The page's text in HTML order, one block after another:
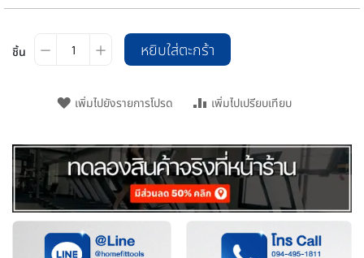
ชิ้น หยิบใส่ตะกร้า
เพิ่มไปยังรายการโปรด เพิ่มไปเปรียบเทียบ